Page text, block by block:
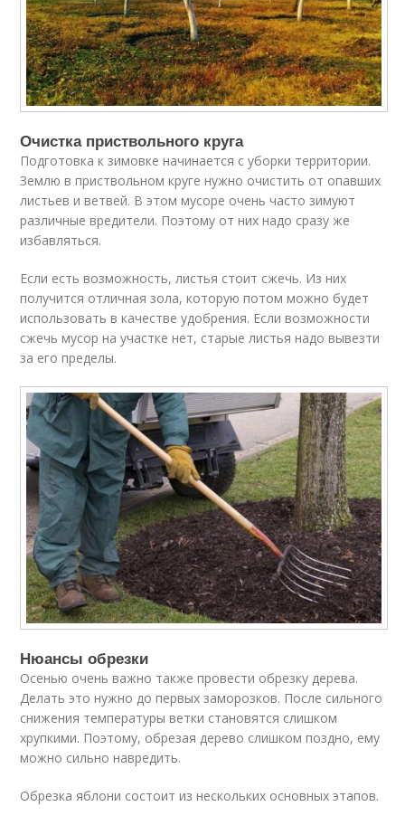
Очистка приствольного круга
Подготовка к зимовке начинается с уборки территории.
Землю в приствольном круге нужно очистить от опавших
листьев и ветвей. В этом мусоре очень часто зимуют
различные вредители. Поэтому от них надо сразу же
избавляться.
Если есть возможность, листья стоит сжечь. Из них
получится отличная зола, которую потом можно будет
использовать в качестве удобрения. Если возможности
сжечь мусор на участке нет, старые листья надо вывезти
за его пределы.
Нюансы обрезки
Осенью очень важно также провести обрезку дерева.
Делать это нужно до первых заморозков. После сильного
снижения температуры ветки становятся слишком
хрупкими. Поэтому, обрезая дерево слишком поздно, ему
можно сильно навредить.
Обрезка яблони состоит из нескольких основных этапов.